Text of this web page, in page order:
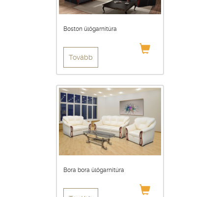
Boston ülőgarnitúra
Tovább
Bora bora ülőgarnitúra